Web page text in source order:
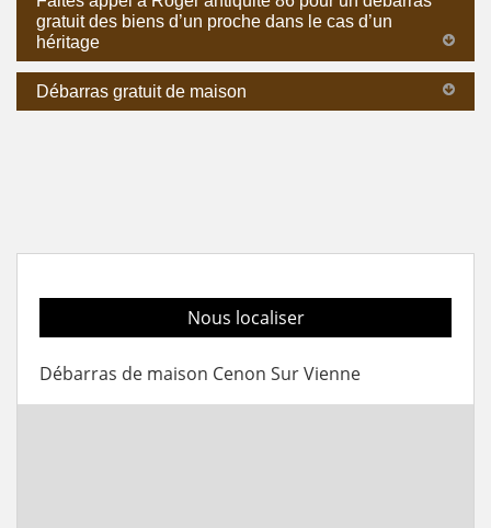
gratuit des biens d’un proche dans le cas d’un
héritage
Débarras gratuit de maison
Nous localiser
Débarras de maison Cenon Sur Vienne